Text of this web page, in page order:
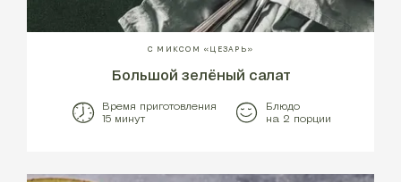
С МИКСОМ «ЦЕЗАРЬ»
Большой зелёный салат
Время приготовления
15 минут
Блюдо
на 2 порции